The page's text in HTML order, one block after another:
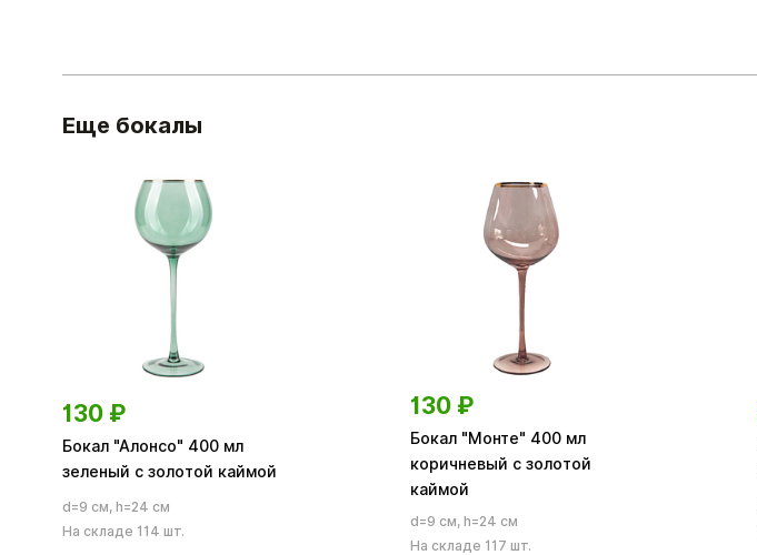
Еще бокалы
130 ₽
Бокал "Алонсо" 400 мл
зеленый с золотой каймой
d=9 см, h=24 см
На складе 114 шт.
130 ₽
Бокал "Монте" 400 мл
коричневый с золотой
каймой
d=9 см, h=24 см
На складе 117 шт.